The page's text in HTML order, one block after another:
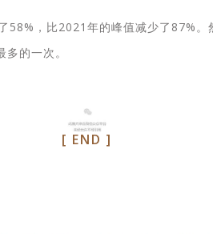
，比2021年的峰值减少了87%
的一次。
[ END ]